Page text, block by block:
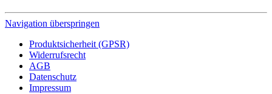
Navigation überspringen
Produktsicherheit (GPSR)
Widerrufsrecht
AGB
Datenschutz
Impressum